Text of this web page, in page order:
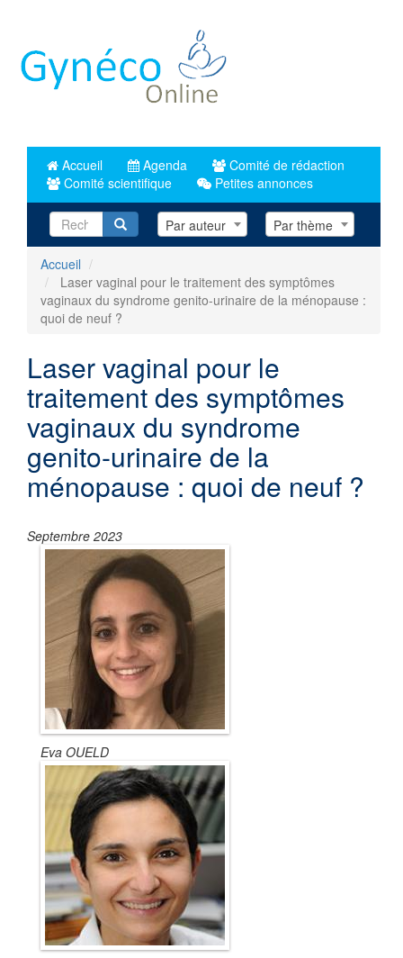
principal
Accueil Agenda
Comité de rédaction
Comité scientifique
Petites annonces
RecherchePar auteur Par thème
Accueil
Laser vaginal pour le traitement des symptômes
vaginaux du syndrome genito-urinaire de la ménopause :
quoi de neuf ?
Laser vaginal pour le
traitement des symptômes
vaginaux du syndrome
genito-urinaire de la
ménopause : quoi de neuf ?
Septembre 2023
Eva OUELD